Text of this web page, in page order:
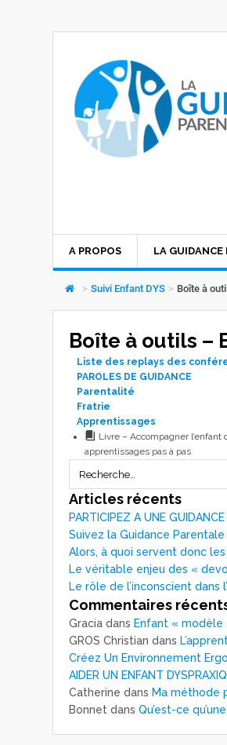
A PROPOS LA GUIDANCE
> Suivi Enfant DYS > Boîte à
Boîte à outils –
Liste des replays des
PAROLES DE GUIDANCE
Parentalité
Fratrie
Apprentissages
Livre – Accompagner l’enfant
apprentissages pas à pas
Articles récents
PARTICIPEZ A UNE
Suivez la Guidance
Alors, à quoi servent donc
Le véritable enjeu des «
Le rôle de l’inconscient dans
Commentaires
Gracia dans Enfant «
GROS Christian dans
Créez Un Environnement
AIDER UN ENFANT
Catherine dans Ma méthode
Bonnet dansQu’est-ce